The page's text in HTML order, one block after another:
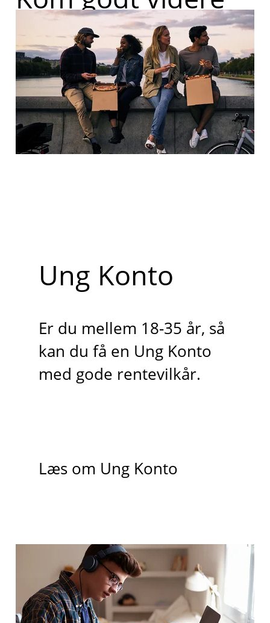
Ung Konto
Er du mellem 18-35 år, så
kan du få en Ung Konto
med gode rentevilkår.
Læs om Ung Konto